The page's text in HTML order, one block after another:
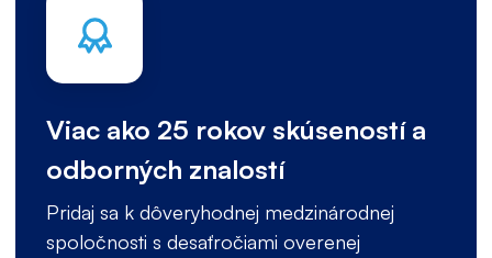
Viac ako 25 rokov skúseností a
odborných znalostí
Pridaj sa k dôveryhodnej medzinárodnej
spoločnosti s desaťročiami overenej